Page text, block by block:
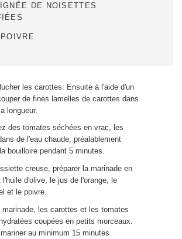
DE NOISETTES
les carottes. Ensuite à l'aide d'un
de fines lamelles de carottes dans
longueur.
des tomates séchées en vrac, les
de l'eau chaude, préalablement
bouilloire pendant 5 minutes.
creuse, préparer la marinade en
l'huile d'olive, le jus de l'orange, le
et le poivre.
marinade, les carottes et les tomates
coupées en petits morceaux.
mariner au minimum 15 minutes